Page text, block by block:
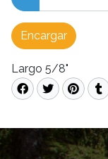
Encargar
Largo 5/8"